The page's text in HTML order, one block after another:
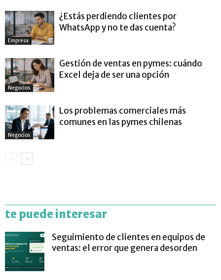
Empresa
¿Estás perdiendo clientes por
WhatsApp y no te das cuenta?
Negocios
Gestión de ventas en pymes: cuándo
Excel deja de ser una opción
Negocios
Los problemas comerciales más
comunes en las pymes chilenas
te puede interesar
Seguimiento de clientes en equipos de
ventas: el error que genera desorden